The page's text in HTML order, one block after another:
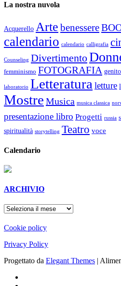
La nostra nuvola
Acquerello Arte benessere
calendario calendario calligrafia
Counseling Divertimento
femminismo FOTOGRAFIA
laboratorio Letteratura letture
Mostre Musica musica classica
presentazione libro Progetti russia
spiritualità storytelling Teatro voce
Calendario
ARCHIVIO
ARCHIVIO
Cookie policy
Privacy Policy
Progettato da Elegant Themes |